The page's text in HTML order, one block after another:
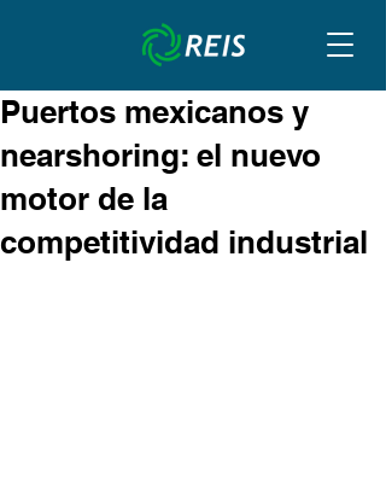
Puertos mexicanos y
nearshoring: el nuevo
motor de la
competitividad industrial